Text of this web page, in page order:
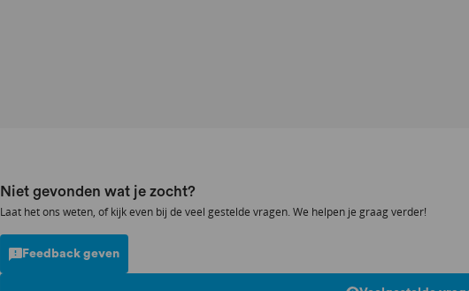
Niet gevonden wat je zocht?
Laat het ons weten, of kijk even bij de veel gestelde vragen. We helpen je graag verder!
Feedback geven